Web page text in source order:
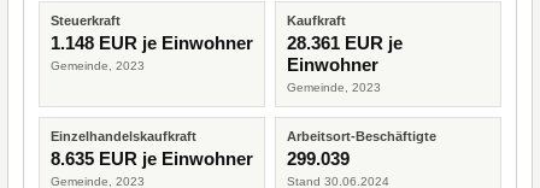
Steuerkraft
1.148 EUR je Einwohner
Gemeinde, 2023
Kaufkraft
28.361 EUR je
Einwohner
Gemeinde, 2023
Einzelhandelskaufkraft
8.635 EUR je Einwohner
Gemeinde, 2023
Arbeitsort-Beschäftigte
299.039
Stand 30.06.2024